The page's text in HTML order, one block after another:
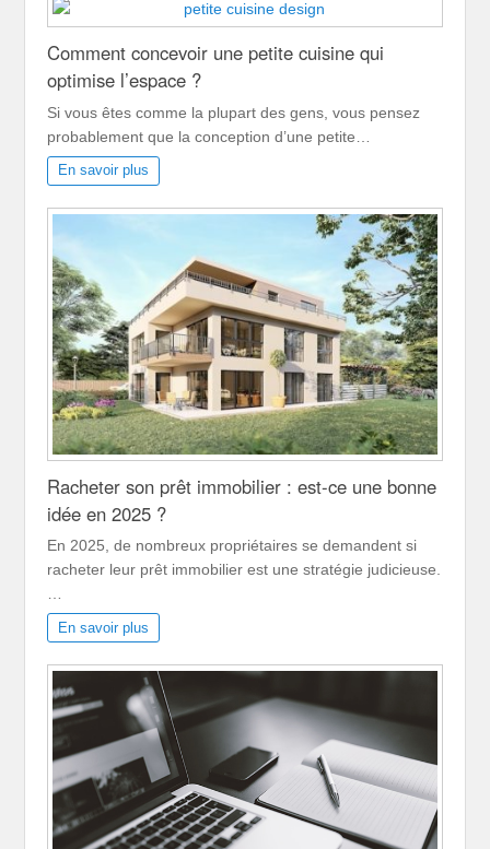
Comment concevoir une petite cuisine qui
optimise l’espace ?
Si vous êtes comme la plupart des gens, vous pensez
probablement que la conception d’une petite…
En savoir plus
Racheter son prêt immobilier : est-ce une bonne
idée en 2025 ?
En 2025, de nombreux propriétaires se demandent si
racheter leur prêt immobilier est une stratégie judicieuse.
…
En savoir plus